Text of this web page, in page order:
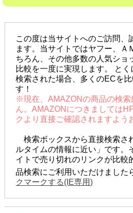
この度は当サイトへのご訪問、
ます。当サイトではヤフー、Ａ
ちろん、その他多数の人気ショ
比較を一度に実現します。 と
検索された場合、多くのECを
す！
※現在、AMAZONの商品の検索
ん。AMAZONにつきましては
クより直接ご確認されますよう
検索ボックスから直接検索さ
ルタイムの情報に近い」です。
イトで売り切れのリンクが比較
品検索にご利用いただけました
クマークする(IE専用)